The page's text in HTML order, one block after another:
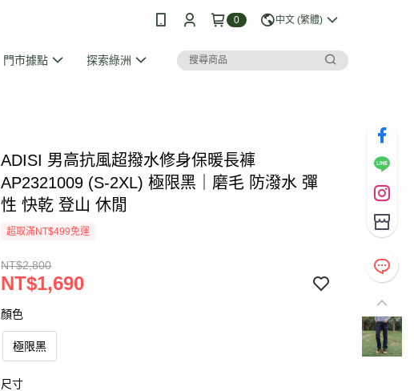
0 中文 (繁體)
門市據點 探索綠洲
ADISI 男高抗風超撥水修身保暖長褲
AP2321009 (S-2XL) 極限黑｜磨毛 防潑水 彈
性 快乾 登山 休閒
超取滿NT$499免運
NT$2,800
NT$1,690
顏色
極限黑
尺寸